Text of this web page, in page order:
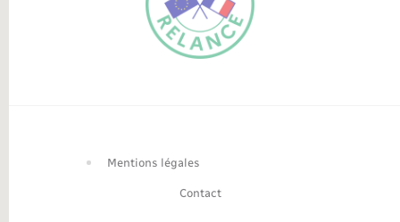
Mentions légales
Contact